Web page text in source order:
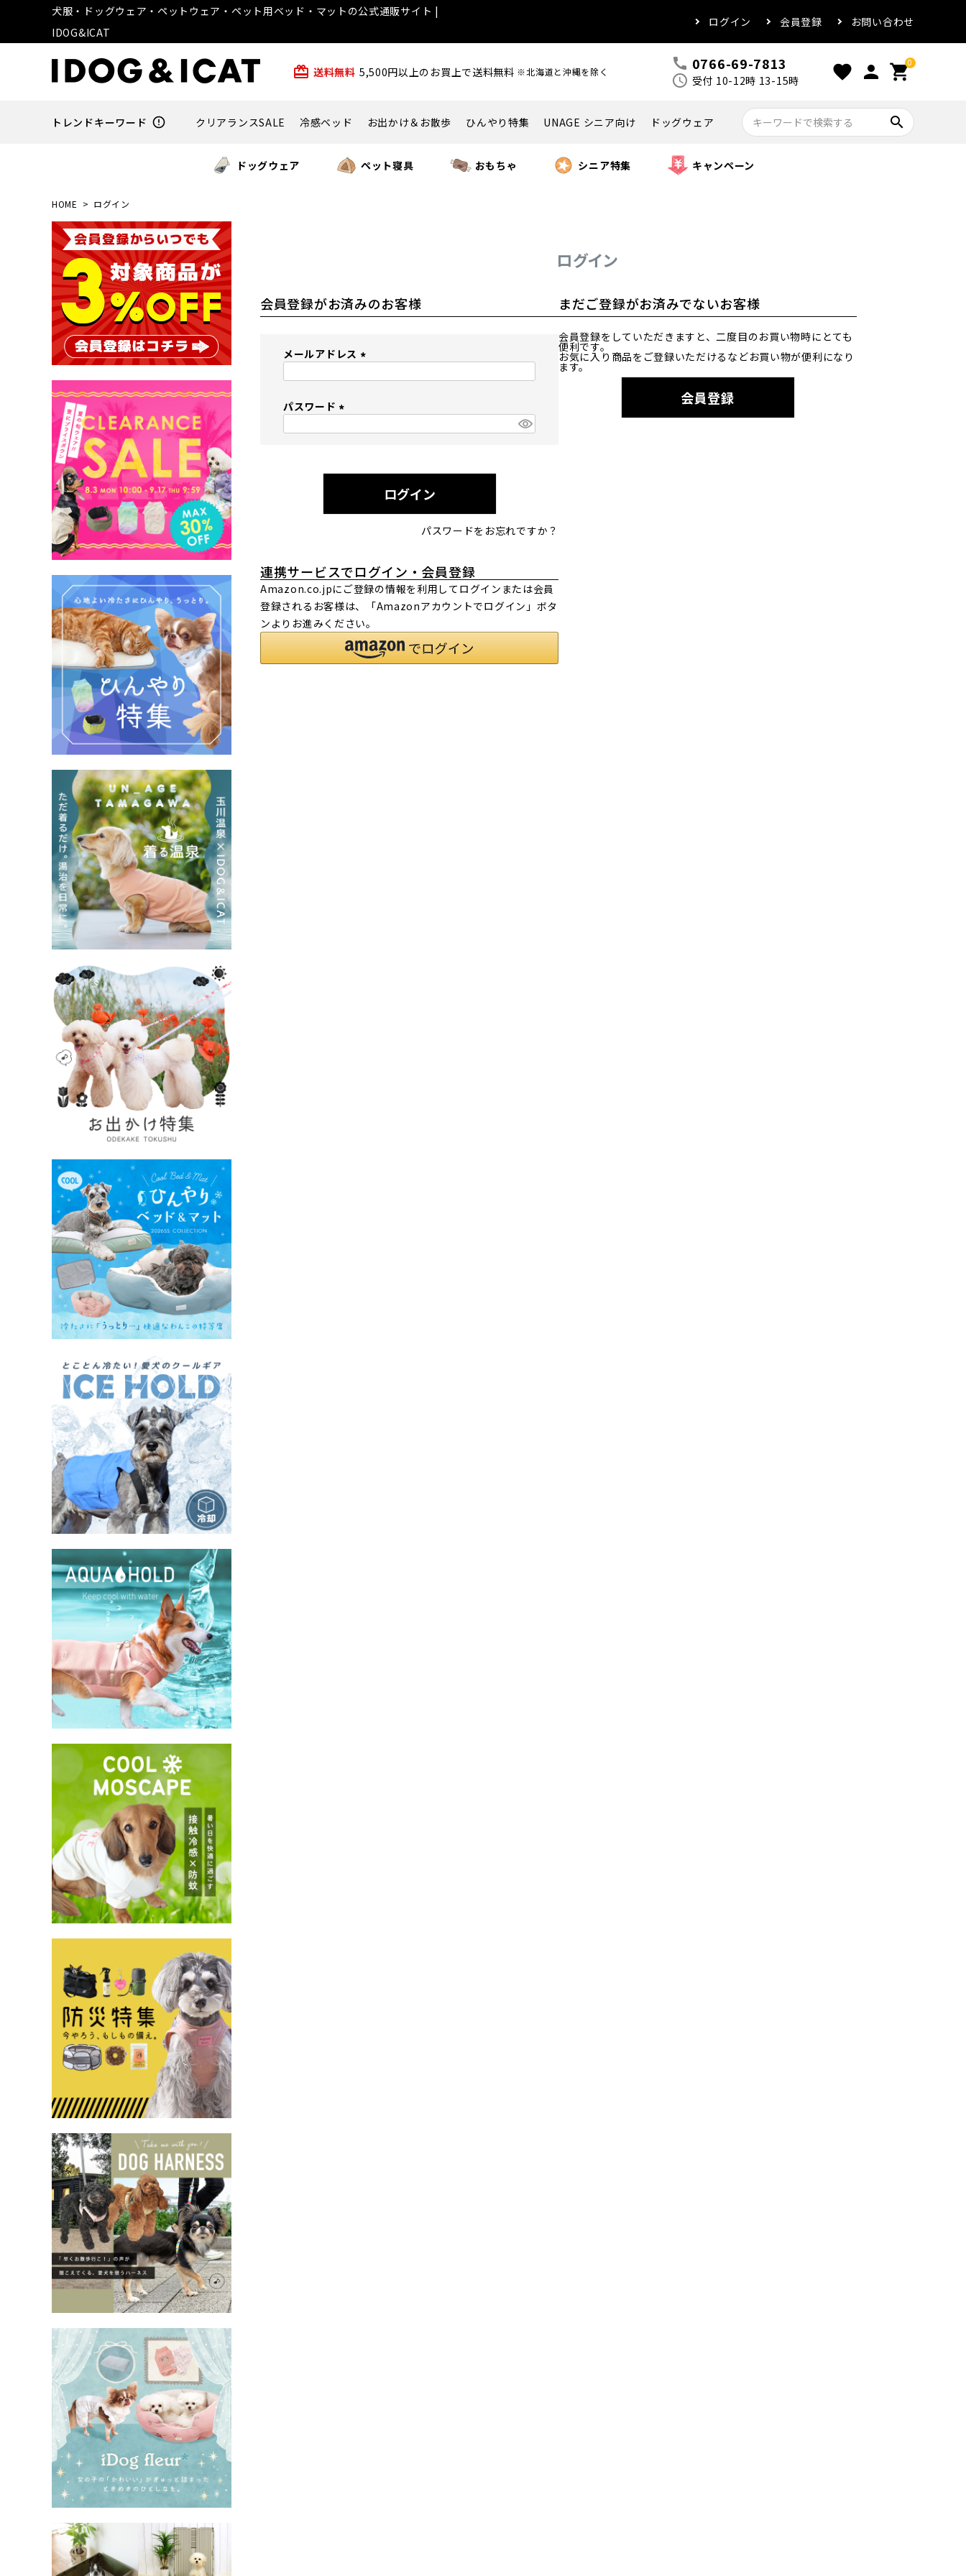
犬服・ドッグウェア・ペットウェア・ペット用ベッド・マットの公式通販サイト |
IDOG&ICAT
ログイン 会員登録 お問い合わせ
card_giftcard 送料無料 5,500円以上のお買上で送料無料 ※北海道と沖縄を除く call 0766-69-7813
schedule 受付 10-12時 13-15時 favorite person 0
shopping_cart
トレンドキーワード error_outline クリアランスSALE 冷感ベッド お出かけ＆お散歩 ひんやり特集 UNAGE シニア向け ドッグウェア search
ドッグウェア ペット寝具 おもちゃ シニア特集 キャンペーン
HOME ログイン
ログイン
会員登録がお済みのお客様
メールアドレス
パスワード
)
ログイン
パスワードをお忘れですか？
連携サービスでログイン・会員登録
Amazon.co.jpにご登録の情報を利用してログインまたは会員
登録されるお客様は、「Amazonアカウントでログイン」ボタ
ンよりお進みください。
まだご登録がお済みでないお客様
会員登録をしていただきますと、二度目のお買い物時にとても
便利です。
お気に入り商品をご登録いただけるなどお買い物が便利になり
ます。
会員登録